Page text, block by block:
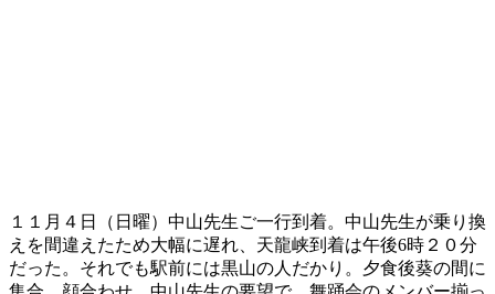
１１月４日（日曜）中山先生ご一行到着。中山先生が乗り換
えを間違えたため大幅に遅れ、天龍峡到着は午後6時２０分
だった。それでも駅前には黒山の人だかり。夕食後葵の間に